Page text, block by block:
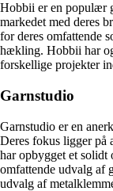
Hobbii er en populær
markedet med deres
for deres omfattende
hækling. Hobbii har
forskellige projekter
Garnstudio
Garnstudio er en
Deres fokus ligger på
har opbygget et solidt
omfattende udvalg af
udvalg af